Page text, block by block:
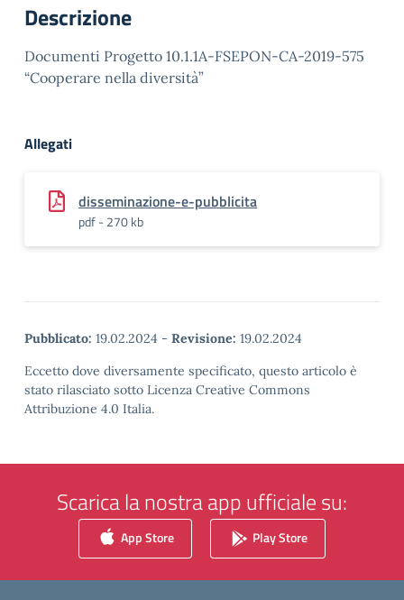
Descrizione
Documenti Progetto 10.1.1A-FSEPON-CA-2019-575
“Cooperare nella diversità”
Allegati
disseminazione-e-pubblicita
pdf - 270 kb
Pubblicato: 19.02.2024 - Revisione: 19.02.2024
Eccetto dove diversamente specificato, questo articolo è
stato rilasciato sotto Licenza Creative Commons
Attribuzione 4.0 Italia.
Scarica la nostra app ufficiale su:
App Store Play Store